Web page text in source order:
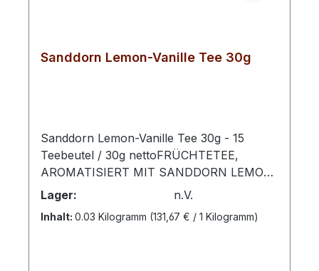
Sanddorn Lemon-Vanille Tee 30g
Sanddorn Lemon-Vanille Tee 30g - 15
Teebeutel / 30g nettoFRÜCHTETEE,
AROMATISIERT MIT SANDDORN LEMON-
VANILLE-GESCHMACKZubereitung: Pro
Tasse 1 Aufgussbeutel mit kochendem
Wasser übergießen und 5 -10 Minuten
Lager: n.V.
Inhalt: 0.03 Kilogramm (131,67 € / 1 Kilogramm)